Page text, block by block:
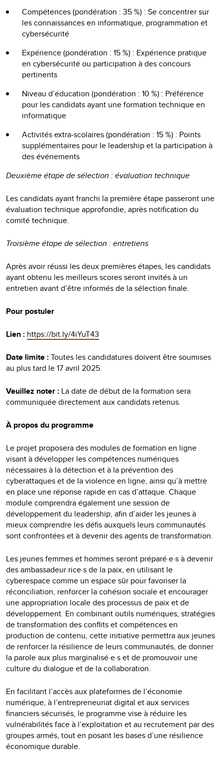
Compétences (pondération : 35 %) : Se concentrer sur
les connaissances en informatique, programmation et
cybersécurité
Expérience (pondération : 15 %) : Expérience pratique
en cybersécurité ou participation à des concours
pertinents
Niveau d’éducation (pondération : 10 %) : Préférence
pour les candidats ayant une formation technique en
informatique
Activités extra-scolaires (pondération : 15 %) : Points
supplémentaires pour le leadership et la participation à
des événements
Deuxième étape de sélection : évaluation technique
Les candidats ayant franchi la première étape passeront une
évaluation technique approfondie, après notification du
comité technique.
Troisième étape de sélection : entretiens
Après avoir réussi les deux premières étapes, les candidats
ayant obtenu les meilleurs scores seront invités à un
entretien avant d’être informés de la sélection finale.
Pour postuler
Lien : https://bit.ly/4iYuT43
Date limite :Toutes les candidatures doivent être soumises
au plus tard le 17 avril 2025.
Veuillez noter : La date de début de la formation sera
communiquée directement aux candidats retenus.
À propos du programme
Le projet proposera des modules de formation en ligne
visant à développer les compétences numériques
nécessaires à la détection et à la prévention des
cyberattaques et de la violence en ligne, ainsi qu’à mettre
en place une réponse rapide en cas d’attaque. Chaque
module comprendra également une session de
développement du leadership, afin d’aider les jeunes à
mieux comprendre les défis auxquels leurs communautés
sont confrontées et à devenir des agents de transformation.
Les jeunes femmes et hommes seront préparé·e·s à devenir
des ambassadeur·rice·s de la paix, en utilisant le
cyberespace comme un espace sûr pour favoriser la
réconciliation, renforcer la cohésion sociale et encourager
une appropriation locale des processus de paix et de
développement. En combinant outils numériques, stratégies
de transformation des conflits et compétences en
production de contenu, cette initiative permettra aux jeunes
de renforcer la résilience de leurs communautés, de donner
la parole aux plus marginalisé·e·s et de promouvoir une
culture du dialogue et de la collaboration.
En facilitant l’accès aux plateformes de l’économie
numérique, à l’entrepreneuriat digital et aux services
financiers sécurisés, le programme vise à réduire les
vulnérabilités face à l’exploitation et au recrutement par des
groupes armés, tout en posant les bases d’une résilience
économique durable.